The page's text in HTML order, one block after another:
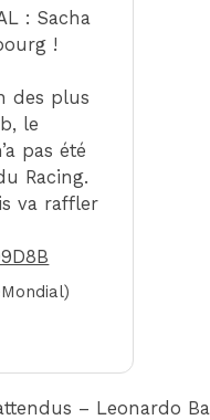
: Sacha
!
des plus
le
pas été
Racing.
va raffler
– Leonardo